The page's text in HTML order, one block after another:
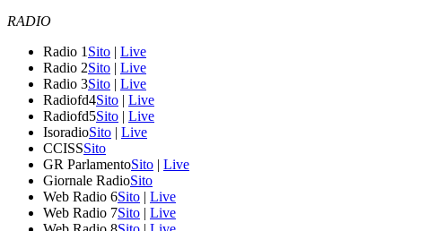
RADIO
Radio 1 Sito | Live
Radio 2Sito | Live
Radio 3Sito | Live
Radiofd4Sito | Live
Radiofd5Sito | Live
IsoradioSito | Live
CCISSSito
GR ParlamentoSito | Live
Giornale RadioSito
Web Radio 6Sito | Live
Web Radio 7Sito | Live